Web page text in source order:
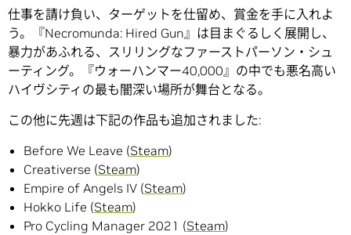
仕事を請け負い、ターゲットを仕留め、賞金を手に入れよ
う。『Necromunda: Hired Gun』は目まぐるしく展開し、
暴力があふれる、スリリングなファーストパーソン・シュ
ーティング。『ウォーハンマー40,000』の中でも悪名高い
ハイヴシティの最も闇深い場所が舞台となる。
この他に先週は下記の作品も追加されました:
Before We Leave (Steam)
Creativerse (Steam)
Empire of Angels IV (Steam)
Hokko Life (Steam)
Pro Cycling Manager 2021 (Steam)